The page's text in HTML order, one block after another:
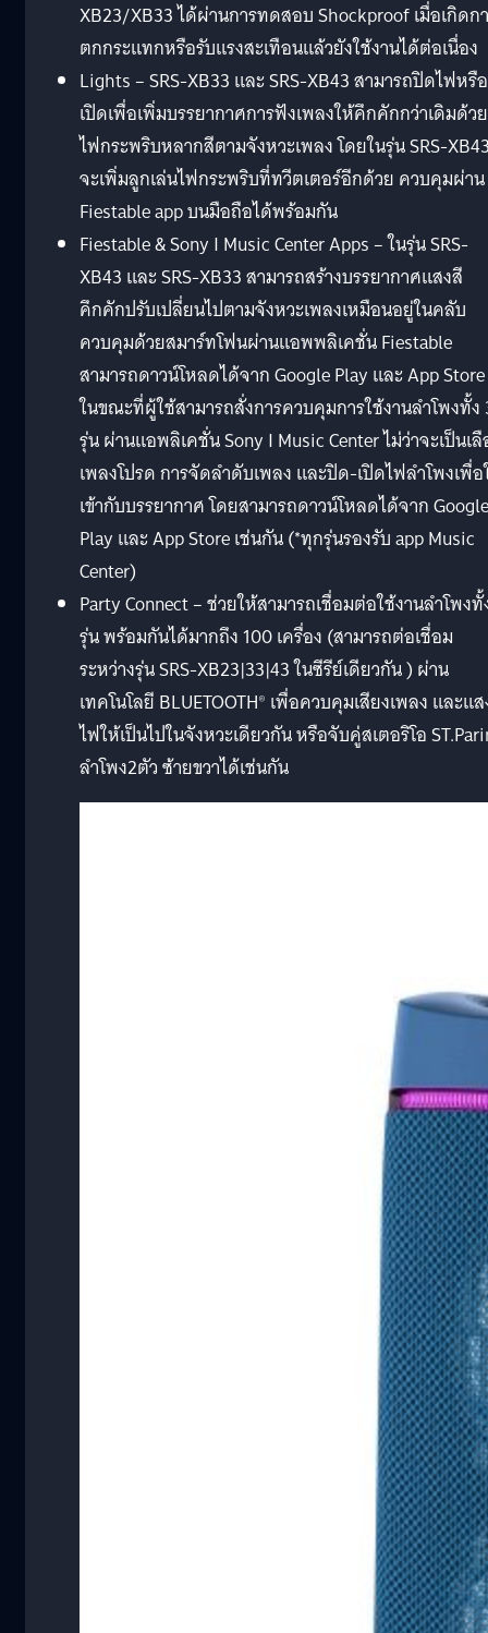
XB23/XB33 ได้ผ่านการทดสอบ Shockproof เมื่อเกิดก
ตกกระแทกหรือรับแรงสะเทือนแล้วยังใช้งานได้ต่อเนื่อง
Lights – SRS-XB33 และ SRS-XB43 สามารถปิดไฟหรือ
เปิดเพื่อเพิ่มบรรยากาศการฟังเพลงให้คึกคักกว่าเดิมด้วย
ไฟกระพริบหลากสีตามจังหวะเพลง โดยในรุ่น SRS-
จะเพิ่มลูกเล่นไฟกระพริบที่ทวีตเตอร์อีกด้วย ควบคุมผ่าน
Fiestable app บนมือถือได้พร้อมกัน
Fiestable & Sony I Music Center Apps – ในรุ่น SRS-
XB43 และ SRS-XB33 สามารถสร้างบรรยากาศแสงสี
คึกคักปรับเปลี่ยนไปตามจังหวะเพลงเหมือนอยู่ในคลับ
ควบคุมด้วยสมาร์ทโฟนผ่านแอพพลิเคชั่น Fiestable
สามารถดาวน์โหลดได้จาก Google Play และ App Store
ในขณะที่ผู้ใช้สามารถสั่งการควบคุมการใช้งานลำโพงทั้ง
รุ่น ผ่านแอพลิเคชั่น Sony I Music Center ไม่ว่าจะเป็นเ
เพลงโปรด การจัดลำดับเพลง และปิด-เปิดไฟลำโพงเพื่
เข้ากับบรรยากาศ โดยสามารถดาวน์โหลดได้จาก Google
Play และ App Store เช่นกัน (*ทุกรุ่นรองรับ app Music
Center)
Party Connect – ช่วยให้สามารถเชื่อมต่อใช้งานลำโพง
รุ่น พร้อมกันได้มากถึง 100 เครื่อง (สามารถต่อเชื่อม
ระหว่างรุ่น SRS-XB23|33|43 ในซีรีย์เดียวกัน ) ผ่าน
เทคโนโลยี BLUETOOTH® เพื่อควบคุมเสียงเพลง และแ
ไฟให้เป็นไปในจังหวะเดียวกัน หรือจับคู่สเตอริโอ
ลำโพง2ตัว ซ้ายขวาได้เช่นกัน